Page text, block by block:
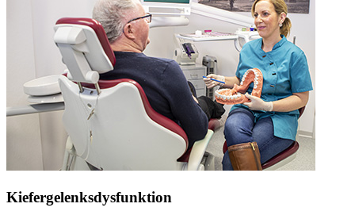
Kiefergelenksdysfunktion